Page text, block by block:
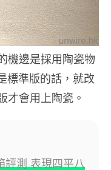
機邊是採用陶瓷物
標準版的話，就改
才會用上陶瓷。
評測 表現四平八